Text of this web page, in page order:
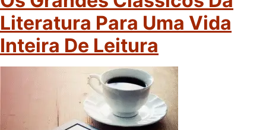
Literatura Para Uma Vida
Inteira De Leitura